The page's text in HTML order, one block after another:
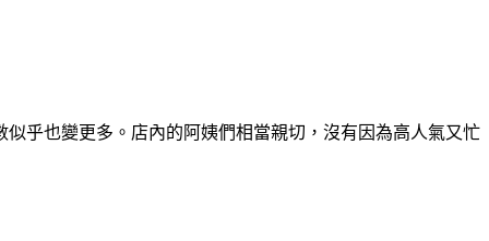
乎也變更多。店內的阿姨們相當親切，沒有因為高人氣又忙